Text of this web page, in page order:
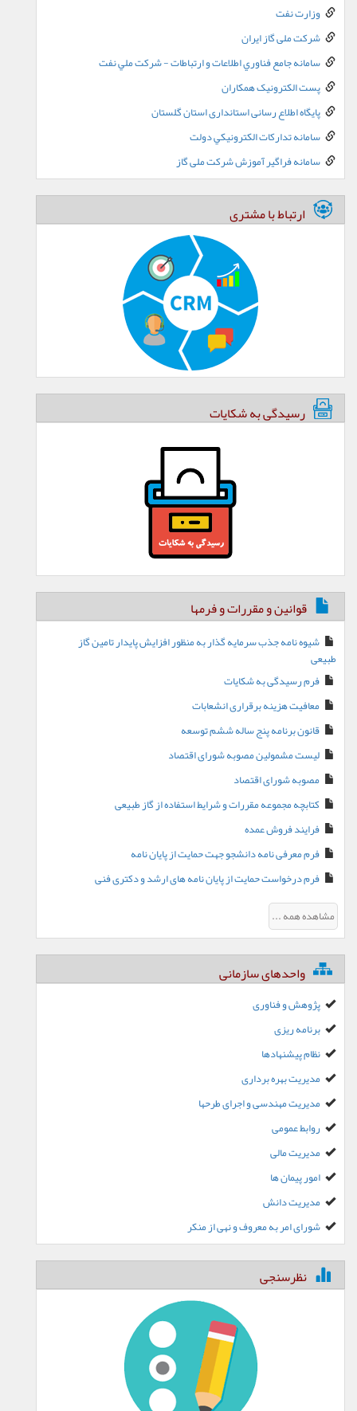
وزارت نفت
شرکت ملی گاز ایران
سامانه جامع فناوري اطلاعات و ارتباطات - شرکت ملي نفت
پست الکترونيک همکاران
پایگاه اطلاع رسانی استانداری استان گلستان
سامانه تدارکات الکترونيکي دولت
سامانه فراگیر آموزش شرکت ملی گاز
ارتباط با مشتری
رسیدگی به شکایات
قوانین و مقررات و فرمها
شیوه نامه جذب سرمایه گذار به منظور افزایش پایدار تامین گاز
فرم رسیدگی به شکایات
معافیت هزینه برقراری انشعابات
قانون برنامه پنج ساله ششم توسعه
لیست مشمولین مصوبه شورای اقتصاد
مصوبه شورای اقتصاد
کتابچه مجموعه مقررات و شرایط استفاده از گاز طبیعی
فرایند فروش عمده
فرم معرفی نامه دانشجو جهت حمایت از پایان نامه
فرم درخواست حمایت از پایان نامه های ارشد و دکتری فنی
مشاهده همه ...
واحدهای سازمانی
پژوهش و فناوری
برنامه ریزی
نظام پیشنهادها
مدیریت بهره برداری
مدیریت مهندسی و اجرای طرحها
روابط عمومی
مدیریت مالی
امور پیمان ها
مدیریت دانش
شورای امر به معروف و نهی از منکر
نظرسنجی